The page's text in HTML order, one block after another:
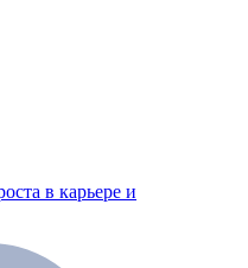
в карьере и